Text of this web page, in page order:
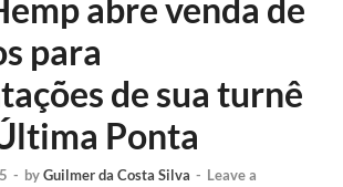
abre venda de
para
de sua turnê
Ponta
- byGuilmer da Costa Silva - Leave a